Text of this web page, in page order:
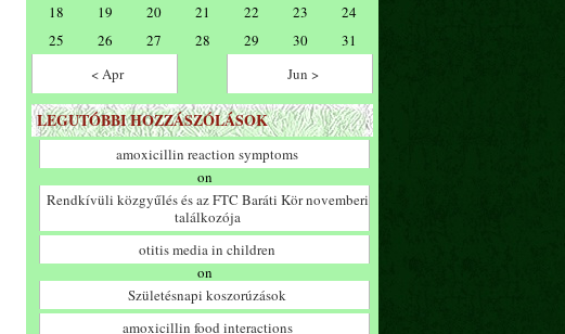
18
19 20 21 22 23
24
25
26 27 28 29 30
31
< Apr
Jun >
LEGUTÓBBI HOZZÁSZÓLÁSOK
amoxicillin reaction symptoms
on
Rendkívüli közgyűlés és az FTC Baráti Kör novemberi
találkozója
otitis media in children
on
Születésnapi koszorúzások
amoxicillin food interactions